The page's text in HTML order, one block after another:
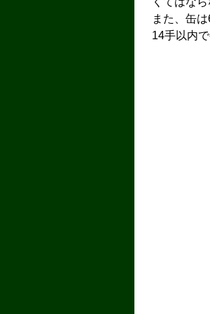
また、缶
14手以内